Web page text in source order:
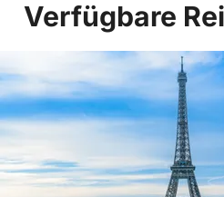
Verfügbare